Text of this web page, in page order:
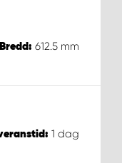
Bredd: 612.5 mm
1 dag